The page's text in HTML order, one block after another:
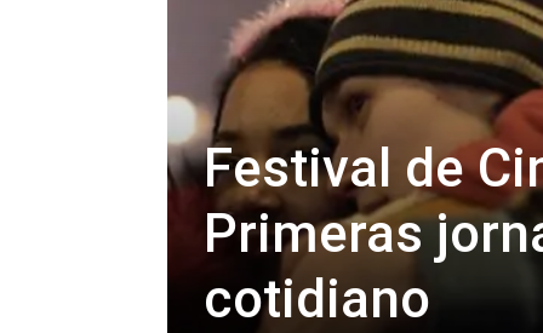
Festival de
Primeras
cotidiano